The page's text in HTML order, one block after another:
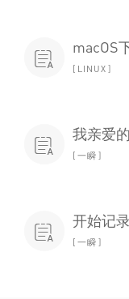
 macOS
LINUX
 我亲爱
一瞬
 开始记
一瞬